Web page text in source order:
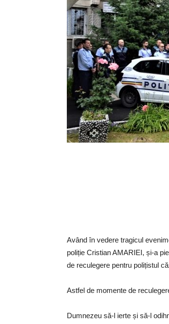
Având în vedere tragicul
poliție Cristian AMARIEI, și-a
de reculegere pentru polițistul
Astfel de momente de
Dumnezeu să-l ierte și să-l